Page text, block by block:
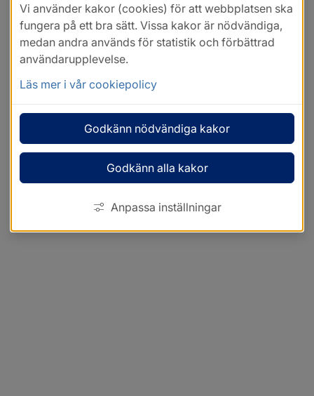
Vi använder kakor (cookies) för att webbplatsen ska
fungera på ett bra sätt. Vissa kakor är nödvändiga,
medan andra används för statistik och förbättrad
användarupplevelse.
Läs mer i vår cookiepolicy
Godkänn nödvändiga kakor
Godkänn alla kakor
Anpassa inställningar